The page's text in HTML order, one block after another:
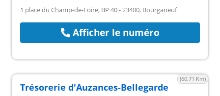
1 place du Champ-de-Foire, BP 40 - 23400, Bourganeuf
Afficher le numéro
(60.71 Km)
Trésorerie d'Auzances-Bellegarde